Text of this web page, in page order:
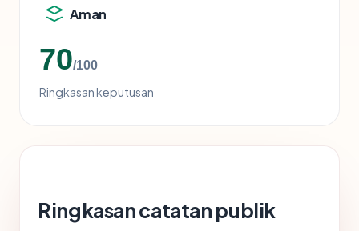
Aman
70/100
Ringkasan keputusan
Ringkasan catatan publik